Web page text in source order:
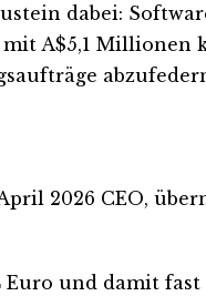
dabei:
A$5,1 Millionen
2026 CEO,
und damit